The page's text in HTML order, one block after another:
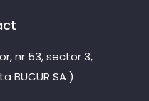
nr 53, sector 3,
BUCUR SA )